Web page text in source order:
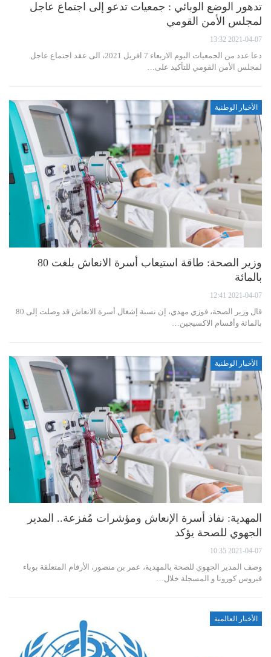
تدهور الوضع الوبائي : جمعيات تدعو إلى اجتماع عاجل
لمجلس الأمن القومي
2021-04-07 13:32
دعا عدد من الجمعيات اليوم الاربعاء 7 افريل 2021، الى عقد اجتماع عاجل
لمجلس الأمن القومي للتأكيد على…
الأخبار الوطنية
وزير الصحة: طاقة استيعاب أسرة الانعاش بلغت 80
بالمائة
2021-04-07 12:41
قال وزير الصحة، فوزي مهدي، إن نسبة إشغال أسرة الانعاش قد وصلت إلى 80
بالمائة وأقسام الاكسيجين…
الأخبار الوطنية
المهدية: نفاذ أسرة الإنعاش ومؤشرات مُفزعة.. المدير
الجهوي للصحة يؤكد
2021-04-07 10:35
وصف المدير الجهوي للصحة بالمهدية، عمر بن منصور، الأرقام المتعلقة بوباء
فيروس كورونا و المسجلة خلال…
الأخبار العالمية